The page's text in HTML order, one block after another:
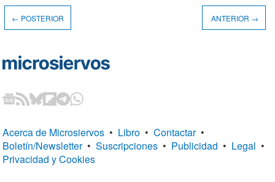
← POSTERIOR ANTERIOR →
Acerca de Microsiervos • Libro • Contactar •
Boletín/Newsletter • Suscripciones • Publicidad • Legal •
Privacidad y Cookies